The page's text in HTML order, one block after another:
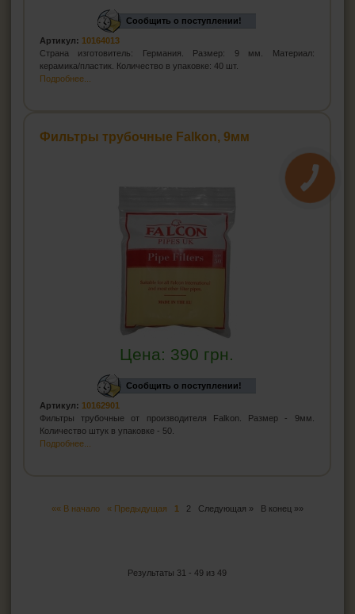
Сообщить о поступлении!
Артикул: 10164013
Страна изготовитель: Германия. Размер: 9 мм. Материал:
керамика/пластик. Количество в упаковке: 40 шт.
Подробнее...
Фильтры трубочные Falkon, 9мм
Цена: 390 грн.
Сообщить о поступлении!
Артикул: 10162901
Фильтры трубочные от производителя Falkon. Размер - 9мм.
Количество штук в упаковке - 50.
Подробнее...
«« В начало « Предыдущая 1 2 Следующая » В конец »»
Результаты 31 - 49 из 49